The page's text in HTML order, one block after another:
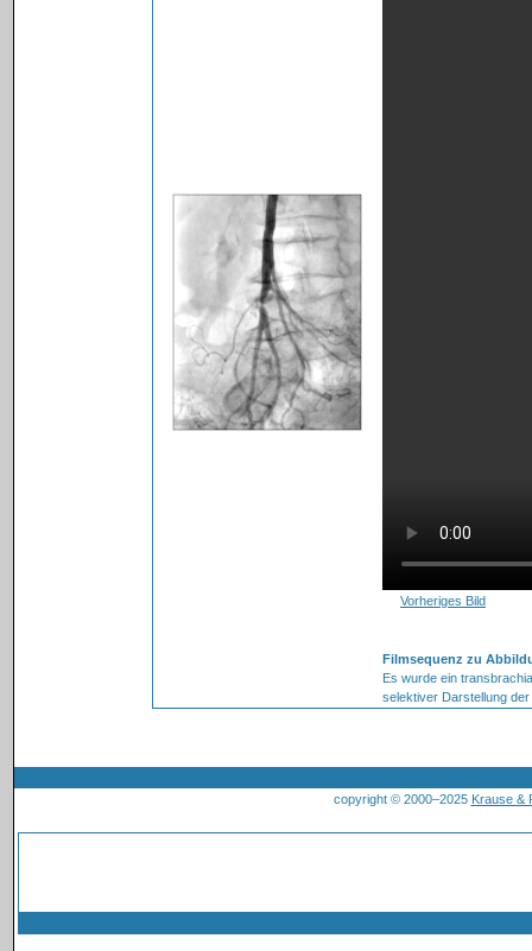
Vorheriges Bild
Filmsequenz zu
Es wurde ein
selektiver Darstellung der
copyright © 2000–2025 Krause &